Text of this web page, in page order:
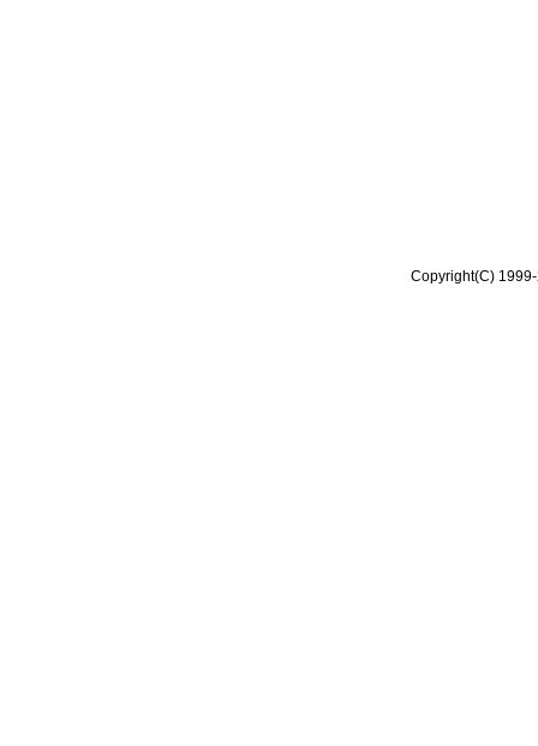
Copyright(C)